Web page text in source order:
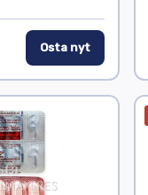
Osta nyt